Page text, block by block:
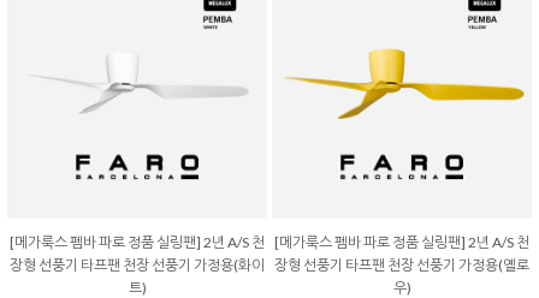
[메가룩스 펨바 파로 정품 실링팬] 2년 A/S 천
장형 선풍기 타프팬 천장 선풍기 가정용(화이
트)
[메가룩스 펨바 파로 정품 실링팬] 2년 A/S 천
장형 선풍기 타프팬 천장 선풍기 가정용(옐로
우)